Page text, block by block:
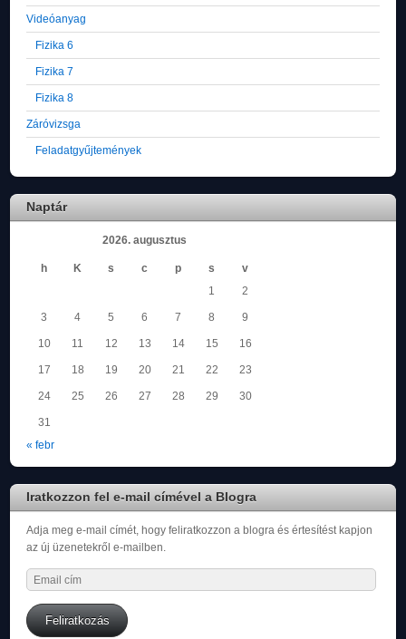
Videóanyag
Fizika 6
Fizika 7
Fizika 8
Záróvizsga
Feladatgyűjtemények
Naptár
2026. augusztus
h K s c p s
v
1
2
3 4 5 6 7 8 9
10 11 12 13 14 15 16
17 18 19 20 21 22 23
24 25 26 27 28 29 30
31
« febr
Iratkozzon fel e-mail címével a Blogra
Adja meg e-mail címét, hogy feliratkozzon a blogra és értesítést kapjon
az új üzenetekről e-mailben.
Email
cím
Feliratkozás